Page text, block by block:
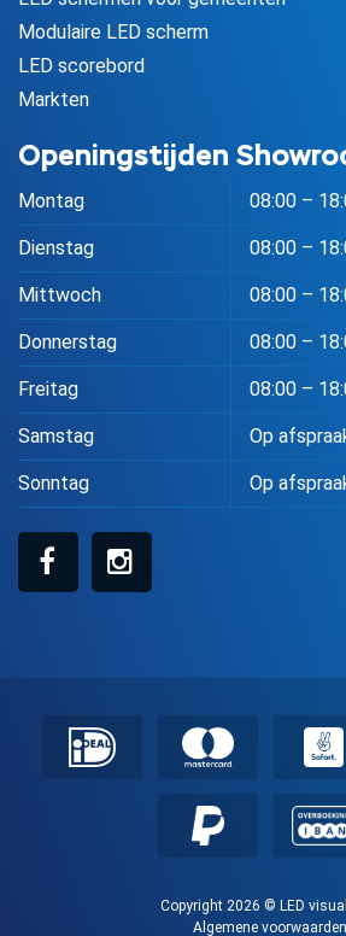
Modulaire LED scherm
LED scorebord
Markten
Openingstijden
Montag 08:00 –
Dienstag 08:00 –
Mittwoch 08:00 –
Donnerstag 08:00 –
Freitag 08:00 –
Samstag Op
Sonntag Op
Copyright 2026 © LED
Algemene voorwaarden